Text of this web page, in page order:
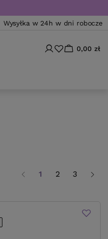
Wysyłka w 24h w dni robocze
0,00 zł
1 2 3